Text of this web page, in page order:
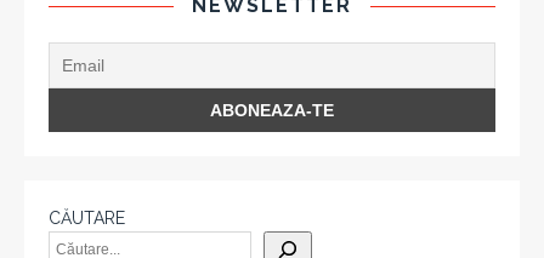
NEWSLETTER
CĂUTARE